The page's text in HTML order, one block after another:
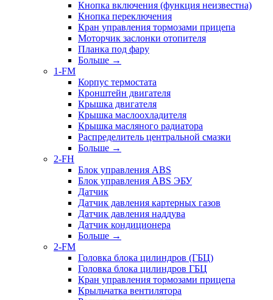
Кнопка включения (функция неизвестна)
Кнопка переключения
Кран управления тормозами прицепа
Моторчик заслонки отопителя
Планка под фару
Больше →
1-FM
Корпус термостата
Кронштейн двигателя
Крышка двигателя
Крышка маслоохладителя
Крышка масляного радиатора
Распределитель центральной смазки
Больше →
2-FH
Блок управления ABS
Блок управления ABS ЭБУ
Датчик
Датчик давления картерных газов
Датчик давления наддува
Датчик кондиционера
Больше →
2-FM
Головка блока цилиндров (ГБЦ)
Головка блока цилиндров ГБЦ
Кран управления тормозами прицепа
Крыльчатка вентилятора